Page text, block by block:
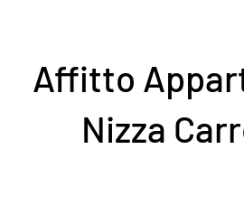
Affitto
Nizza